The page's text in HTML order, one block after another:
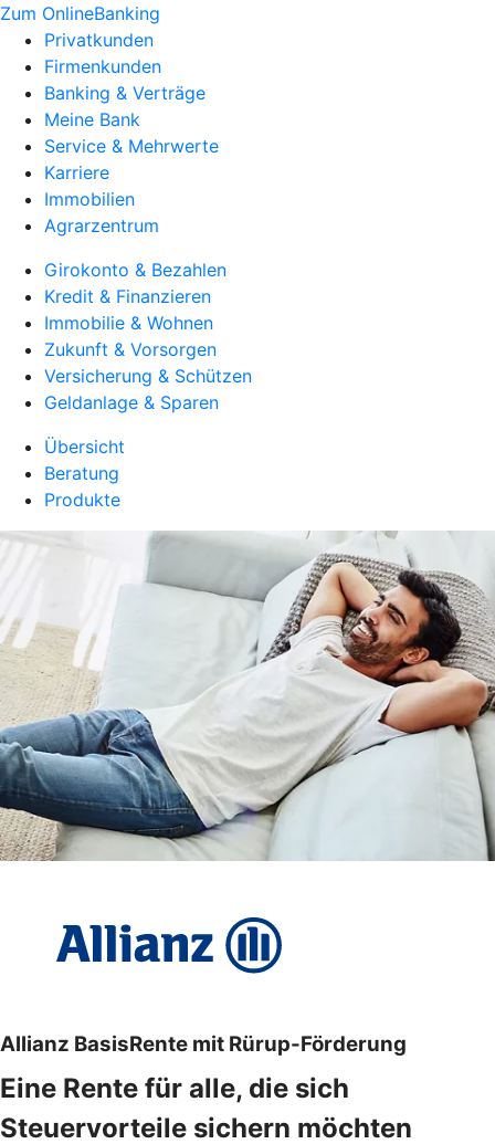
Zum OnlineBanking
Privatkunden
Firmenkunden
Banking & Verträge
Meine Bank
Service & Mehrwerte
Karriere
Immobilien
Agrarzentrum
Girokonto & Bezahlen
Kredit & Finanzieren
Immobilie & Wohnen
Zukunft & Vorsorgen
Versicherung & Schützen
Geldanlage & Sparen
Übersicht
Beratung
Produkte
Allianz BasisRente mit Rürup-Förderung
Eine Rente für alle, die sich
Steuervorteile sichern möchten